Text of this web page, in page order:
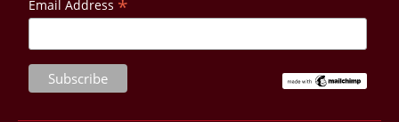
vise à améliorer la gestion forestière, renforcer les chaînes de valeur
et créer 220 000 emplois au Cameroun, en République centrafricaine
28/03/26 AFRIQUE - MOBILE MONEY
Email Address *